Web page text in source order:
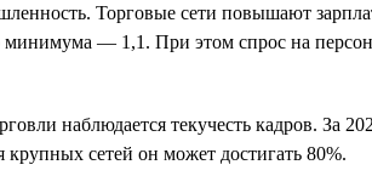
Торговые сети повышают
— 1,1. При этом спрос на
наблюдается текучесть кадров. За
крупных сетей он может достигать 80%.